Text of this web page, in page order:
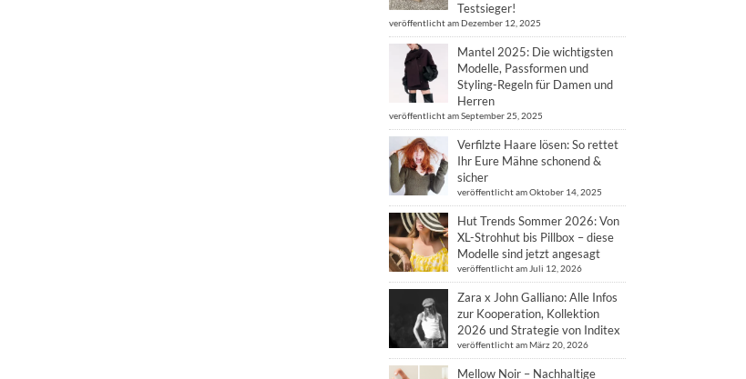
Testsieger!
veröffentlicht am Dezember 12, 2025
Mantel 2025: Die wichtigsten
Modelle, Passformen und
Styling-Regeln für Damen und
Herren
veröffentlicht am September 25, 2025
Verfilzte Haare lösen: So rettet
Ihr Eure Mähne schonend &
sicher
veröffentlicht am Oktober 14, 2025
Hut Trends Sommer 2026: Von
XL-Strohhut bis Pillbox – diese
Modelle sind jetzt angesagt
veröffentlicht am Juli 12, 2026
Zara x John Galliano: Alle Infos
zur Kooperation, Kollektion
2026 und Strategie von Inditex
veröffentlicht am März 20, 2026
Mellow Noir – Nachhaltige